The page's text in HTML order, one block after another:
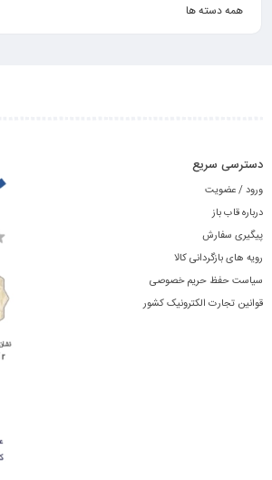
همه دسته ها
دسترسی سریع
ورود / عضویت
درباره قاب باز
پیگیری سفارش
رویه های بازگردانی کالا
سیاست حفظ حریم خصوصی
قوانین تجارت الکترونیک کشور